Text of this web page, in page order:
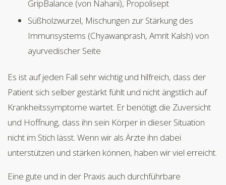
GripBalance (von Nahani), Propolisept
Süßholzwurzel, Mischungen zur Stärkung des
Immunsystems (Chyawanprash, Amrit Kalsh) von
ayurvedischer Seite
Es ist auf jeden Fall sehr wichtig und hilfreich, dass der
Patient sich selber gestärkt fühlt und nicht ängstlich auf
Krankheitssymptome wartet. Er benötigt die Zuversicht
und Hoffnung, dass ihn sein Körper in dieser Situation
nicht im Stich lässt. Wenn wir als Ärzte ihn dabei
unterstützen und stärken können, haben wir viel erreicht.
Eine gute und in der Praxis auch durchführbare